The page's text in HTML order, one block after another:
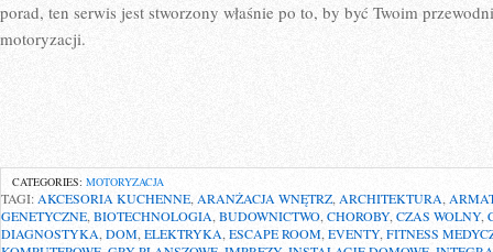
porad, ten serwis jest stworzony właśnie po to, by być Twoim
motoryzacji.
CATEGORIES: MOTORYZACJA
TAGI: AKCESORIA KUCHENNE ARANŻACJA WNĘTRZ, ARCHITEKTURA
GENETYCZNE BIOTECHNOLOGIA BUDOWNICTWO, CHOROBY, CZAS WOLNY,
DIAGNOSTYKA, DOM, ELEKTRYKA, ESCAPE ROOM, EVENTY, FITNESS